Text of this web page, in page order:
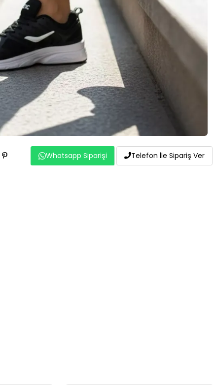
Whatsapp Siparişi Telefon İle Sipariş Ver